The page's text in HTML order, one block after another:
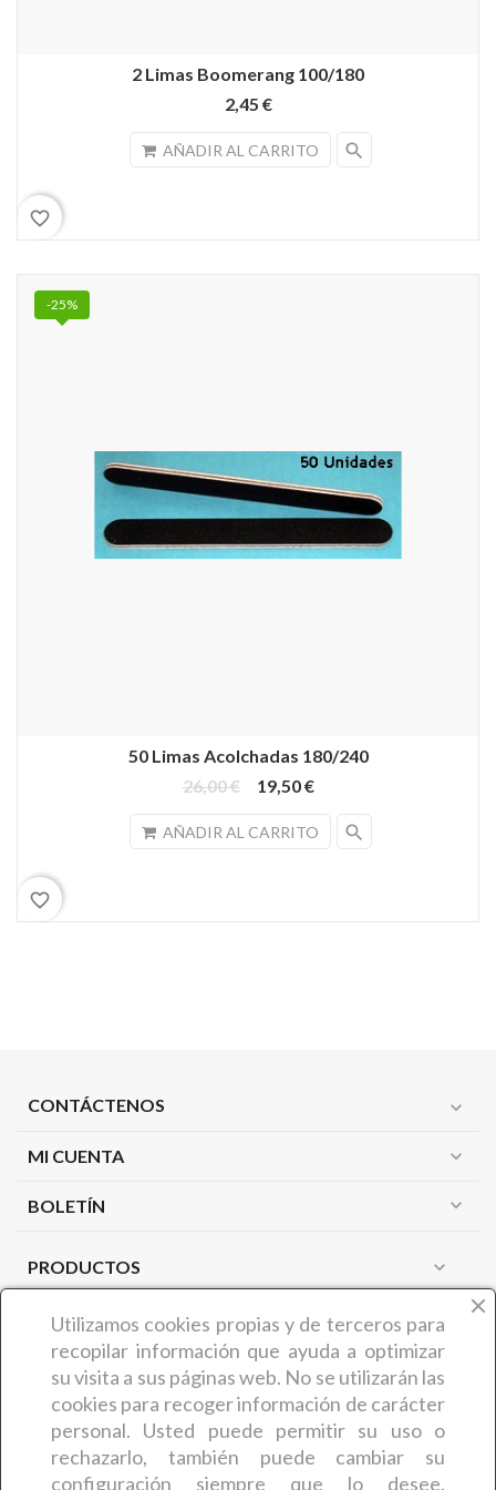
2 Limas Boomerang 100/180
2,45 €
AÑADIR AL CARRITO search
favorite_border
50 Limas Acolchadas 180/240
26,00 €
19,50 €
AÑADIR AL CARRITO search
-25%
favorite_border
CONTÁCTENOS expand_more
MI CUENTA expand_more
BOLETÍN expand_more
PRODUCTOS expand_more
NUESTRA EMPRESA expand_more
¿QUIÉNES SOMOS?
COMERCIAL CARMIN (Benedicta Camaron de Castro) es
una empresa zamorana que desde hace más de 30 años
ofrece a sus clientes
artículos y productos relacionados
Utilizamos cookies propias y de terceros para
recopilar información que ayuda a optimizar
su visita a sus páginas web. No se utilizarán las
cookies para recoger información de carácter
personal. Usted puede permitir su uso o
rechazarlo, también puede cambiar su
configuración siempre que lo desee.